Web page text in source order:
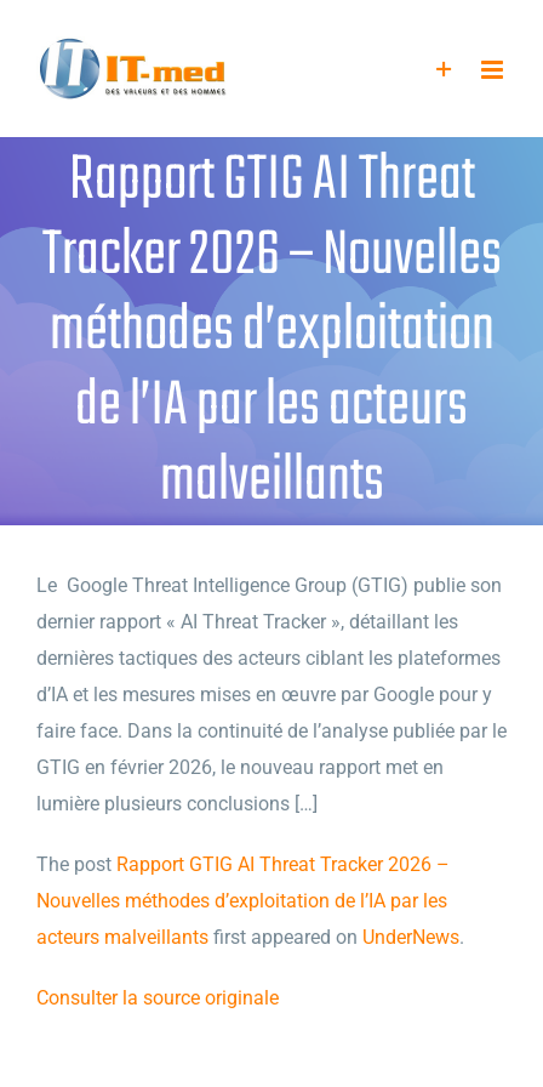
contenu
Rapport GTIG AI Threat
Tracker 2026 – Nouvelles
méthodes d’exploitation
de l’IA par les acteurs
malveillants
Le Google Threat Intelligence Group (GTIG) publie son
dernier rapport « AI Threat Tracker », détaillant les
dernières tactiques des acteurs ciblant les plateformes
d’IA et les mesures mises en œuvre par Google pour y
faire face. Dans la continuité de l’analyse publiée par le
GTIG en février 2026, le nouveau rapport met en
lumière plusieurs conclusions […]
The post Rapport GTIG AI Threat Tracker 2026 –
Nouvelles méthodes d’exploitation de l’IA par les
acteurs malveillants first appeared on UnderNews.
Consulter la source originale